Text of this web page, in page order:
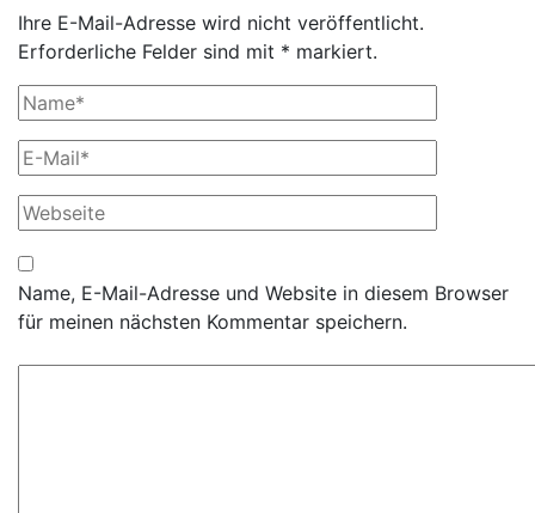
Ihre E-Mail-Adresse wird nicht veröffentlicht.
Erforderliche Felder sind mit * markiert.
Name, E-Mail-Adresse und Website in diesem Browser
für meinen nächsten Kommentar speichern.